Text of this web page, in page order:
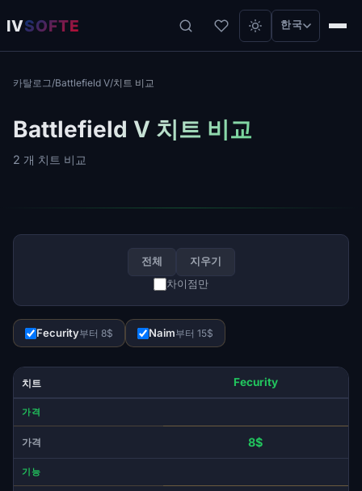
IVSOFTE 한국
카탈로그/Battlefield V/치트 비교
Battlefield V 치트 비교
2 개 치트 비교
전체
지우기
차이점만
Fecurity부터 8$ Naim부터 15$
치트 Fecurity
가격
가격 8$
기능